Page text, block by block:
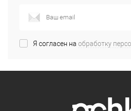
Я согласен на обработку